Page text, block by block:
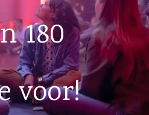
180
voor!